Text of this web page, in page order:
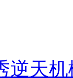
逆天机